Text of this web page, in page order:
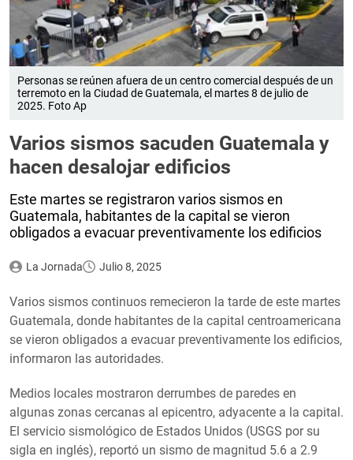
Personas se reúnen afuera de un centro comercial después de un
terremoto en la Ciudad de Guatemala, el martes 8 de julio de
2025. Foto Ap
Varios sismos sacuden Guatemala y
hacen desalojar edificios
Este martes se registraron varios sismos en
Guatemala, habitantes de la capital se vieron
obligados a evacuar preventivamente los edificios
La Jornada Julio 8, 2025
Varios sismos continuos remecieron la tarde de este martes
Guatemala, donde habitantes de la capital centroamericana
se vieron obligados a evacuar preventivamente los edificios,
informaron las autoridades.
Medios locales mostraron derrumbes de paredes en
algunas zonas cercanas al epicentro, adyacente a la capital.
El servicio sismológico de Estados Unidos (USGS por su
sigla en inglés), reportó un sismo de magnitud 5.6 a 2.9